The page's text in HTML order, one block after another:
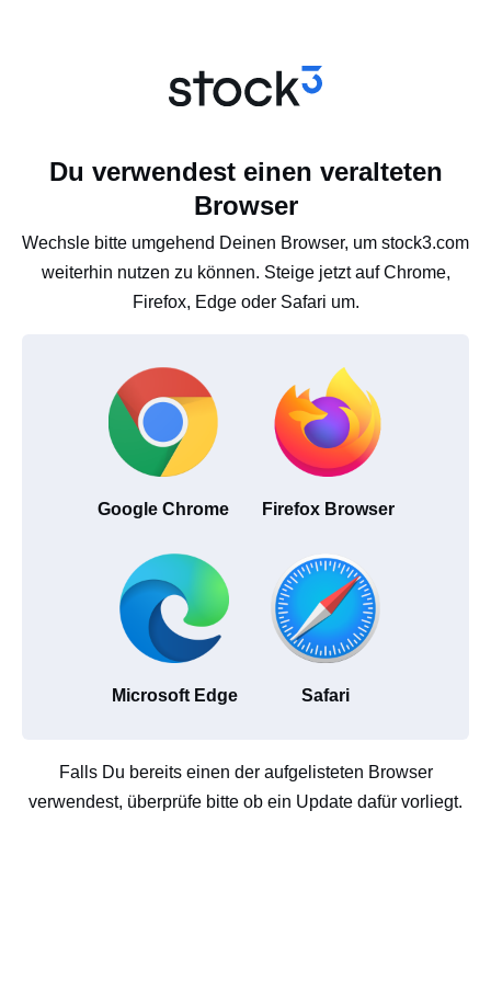
Du verwendest einen veralteten
Browser
Wechsle bitte umgehend Deinen Browser, um stock3.com
weiterhin nutzen zu können. Steige jetzt auf Chrome,
Firefox, Edge oder Safari um.
Google Chrome Firefox Browser
Microsoft Edge Safari
Falls Du bereits einen der aufgelisteten Browser
verwendest, überprüfe bitte ob ein Update dafür vorliegt.